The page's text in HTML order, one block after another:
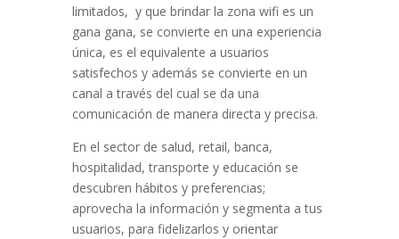
limitados, y que brindar la zona wifi es un
gana gana, se convierte en una experiencia
única, es el equivalente a usuarios
satisfechos y además se convierte en un
canal a través del cual se da una
comunicación de manera directa y precisa.
En el sector de salud, retail, banca,
hospitalidad, transporte y educación se
descubren hábitos y preferencias;
aprovecha la información y segmenta a tus
usuarios, para fidelizarlos y orientar